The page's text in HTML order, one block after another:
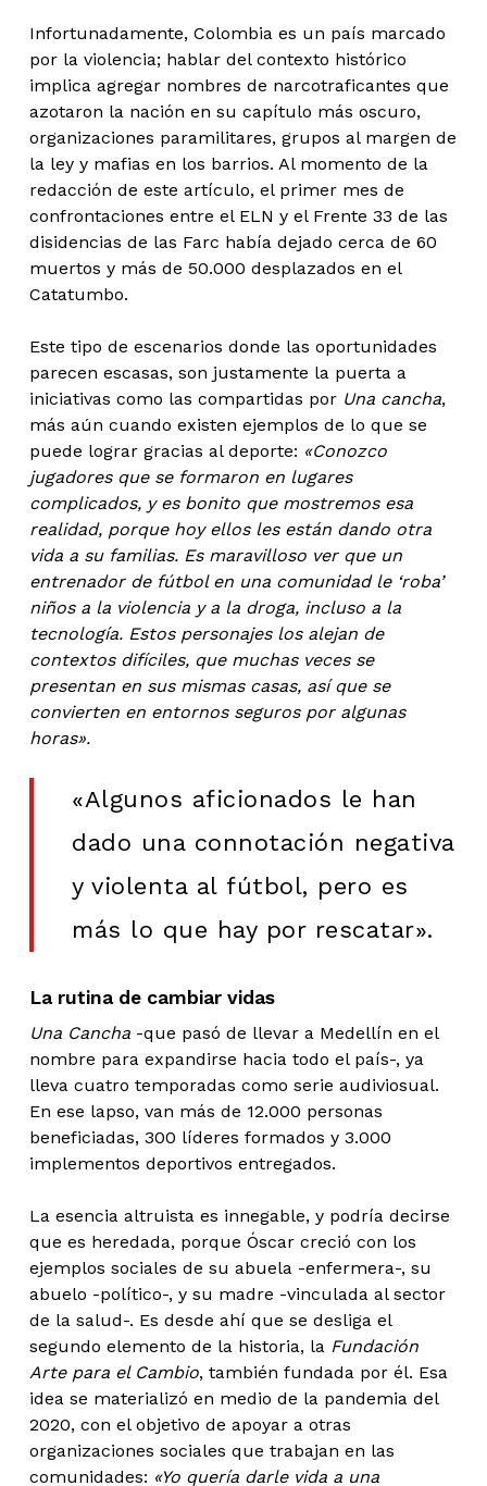
Infortunadamente, Colombia es un país marcado
por la violencia; hablar del contexto histórico
implica agregar nombres de narcotraficantes que
azotaron la nación en su capítulo más oscuro,
organizaciones paramilitares, grupos al margen de
la ley y mafias en los barrios. Al momento de la
redacción de este artículo, el primer mes de
confrontaciones entre el ELN y el Frente 33 de las
disidencias de las Farc había dejado cerca de 60
muertos y más de 50.000 desplazados en el
Catatumbo.
Este tipo de escenarios donde las oportunidades
parecen escasas, son justamente la puerta a
iniciativas como las compartidas por Una cancha,
más aún cuando existen ejemplos de lo que se
puede lograr gracias al deporte: «Conozco
jugadores que se formaron en lugares
complicados, y es bonito que mostremos esa
realidad, porque hoy ellos les están dando otra
vida a su familias. Es maravilloso ver que un
entrenador de fútbol en una comunidad le ‘roba’
niños a la violencia y a la droga, incluso a la
tecnología. Estos personajes los alejan de
contextos difíciles, que muchas veces se
presentan en sus mismas casas, así que se
convierten en entornos seguros por algunas
horas».
«Algunos aficionados le han
dado una connotación negativa
y violenta al fútbol, pero es
más lo que hay por rescatar».
La rutina de cambiar vidas
Una Cancha-que pasó de llevar a Medellín en el
nombre para expandirse hacia todo el país-, ya
lleva cuatro temporadas como serie audiviosual.
En ese lapso, van más de 12.000 personas
beneficiadas, 300 líderes formados y 3.000
implementos deportivos entregados.
La esencia altruista es innegable, y podría decirse
que es heredada, porque Óscar creció con los
ejemplos sociales de su abuela -enfermera-, su
abuelo -político-, y su madre -vinculada al sector
de la salud-. Es desde ahí que se desliga el
segundo elemento de la historia, la Fundación
Arte para el Cambio, también fundada por él. Esa
idea se materializó en medio de la pandemia del
2020, con el objetivo de apoyar a otras
organizaciones sociales que trabajan en las
comunidades: «Yo quería darle vida a una